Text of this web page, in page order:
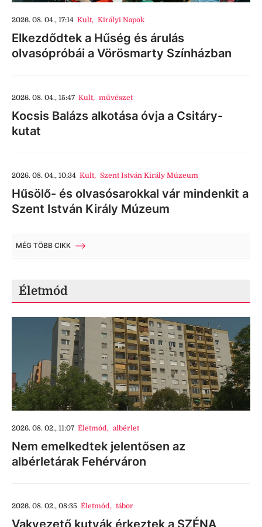
2026. 08. 04., 17:14 Kult, Királyi Napok
Elkezdődtek a Hűség és árulás
olvasópróbái a Vörösmarty Színházban
2026. 08. 04., 15:47 Kult, művészet
Kocsis Balázs alkotása óvja a Csitáry-
kutat
2026. 08. 04., 10:34 Kult, Szent István Király Múzeum
Hűsölő- és olvasósarokkal vár mindenkit a
Szent István Király Múzeum
MÉG TÖBB CIKK
Életmód
2026. 08. 02., 11:07 Életmód, albérlet
Nem emelkedtek jelentősen az
albérletárak Fehérváron
2026. 08. 02., 08:35 Életmód, tábor
Vakvezető kutyák érkeztek a SZÉNA